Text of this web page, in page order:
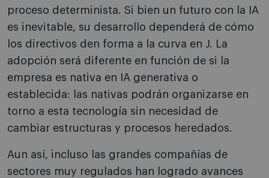
proceso determinista. Si bien un futuro con la IA
es inevitable, su desarrollo dependerá de cómo
los directivos den forma a la curva en J. La
adopción será diferente en función de si la
empresa es nativa en IA generativa o
establecida: las nativas podrán organizarse en
torno a esta tecnología sin necesidad de
cambiar estructuras y procesos heredados.
Aun así, incluso las grandes compañías de
sectores muy regulados han logrado avances